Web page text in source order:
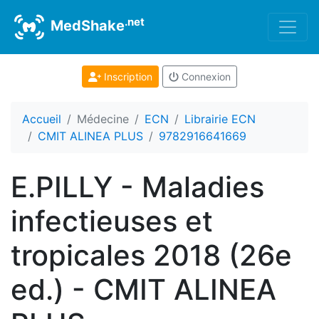
MedShake.net
Inscription Connexion
Accueil Médecine ECN
Librairie ECN
CMIT ALINEA PLUS
9782916641669
E.PILLY - Maladies
infectieuses et
tropicales 2018 (26e
ed.) - CMIT ALINEA